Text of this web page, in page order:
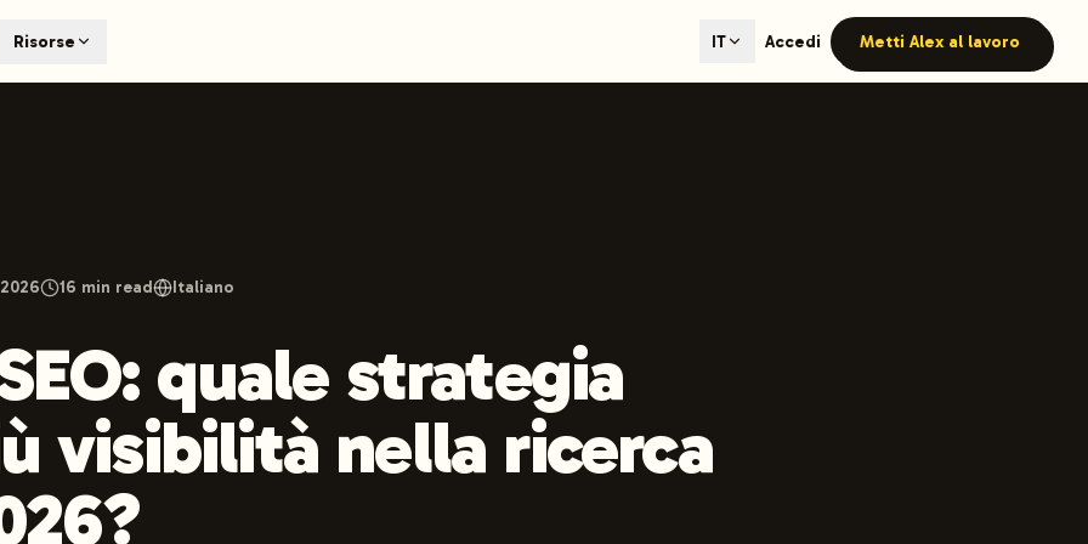
engines like ChatGPT, Claude, and Perplexity. Automated content generation with GEO optimization built-in.
hours.
Risorse IT Accedi Metti Alex al lavoro
16 min read Italiano
quale strategia
visibilità nella ricerca